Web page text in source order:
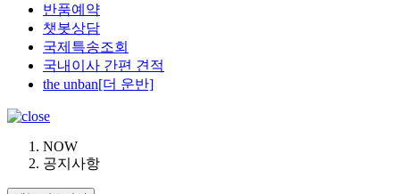
반품예약
챗봇상담
국제특송조회
국내이사 간편 견적
the unban[더 운반]
NOW
공지사항